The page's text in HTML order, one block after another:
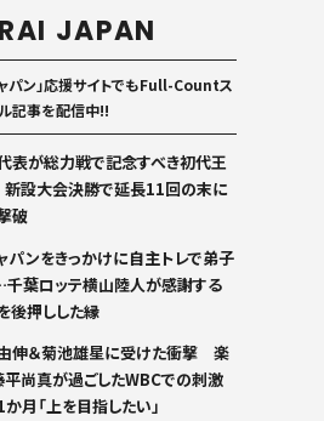
JAPAN
パン」応援サイトでもFull-Countス
記事を配信中!!
表が総力戦で記念すべき初代王
設大会決勝で延長11回の末に
破
パンをきっかけに自主トレで弟子
千葉ロッテ横山陸人が感謝する
後押しした縁
伸＆菊池雄星に受けた衝撃 楽
平尚真が過ごしたWBCでの刺激
月「上を目指したい」